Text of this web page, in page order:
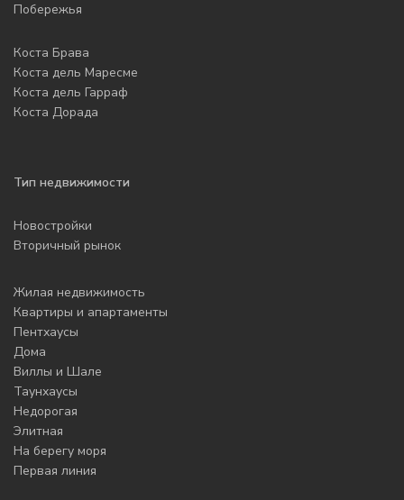
Побережья
Коста Брава
Коста дель Маресме
Коста дель Гарраф
Коста Дорада
Тип недвижимости
Новостройки
Вторичный рынок
Жилая недвижимость
Квартиры и апартаменты
Пентхаусы
Дома
Виллы и Шале
Таунхаусы
Недорогая
Элитная
На берегу моря
Первая линия